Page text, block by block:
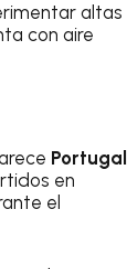
altas
con aire
Portugal
en
el